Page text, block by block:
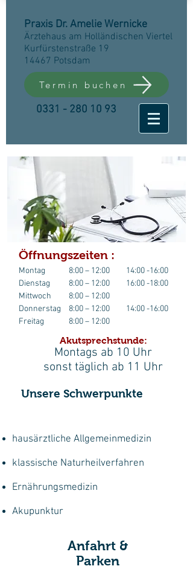
Praxis Dr. Amelie Wernicke
Ärztehaus am Holländischen Viertel
Kurfürstenstraße 19
14467 Potsdam
Termin buchen
0331 - 280 10 93
Öffnungszeiten :
8:00 – 12:00 14:00 -16:00
8:00 – 12:00 16:00 -18:00
8:00 – 12:00
8:00 – 12:00 14:00 -16:00
8:00 – 12:00
Montag
Dienstag
Mittwoch
Donnerstag
Freitag
Akutsprechstunde:
Montags ab 10 Uhr
sonst täglich ab 11 Uhr
Unsere Schwerpunkte
hausärztliche Allgemeinmedizin
klassische Naturheilverfahren
Ernährungsmedizin
Akupunktur
Anfahrt &
Parken